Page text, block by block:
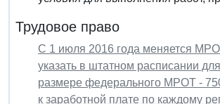
Трудовое право
С 1 июля 2016 года меняется
указать в штатном расписании
размере федерального МРОТ -
к заработной плате по каждому